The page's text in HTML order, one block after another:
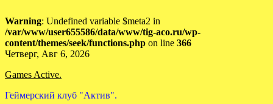
Warning: Undefined variable $meta2 in
/var/www/user655586/data/www/tig-aco.ru/wp-
content/themes/seek/functions.php on line 366
Skip
content
Четверг, Авг 6, 2026
Games Active.
Геймерский клуб "Актив".